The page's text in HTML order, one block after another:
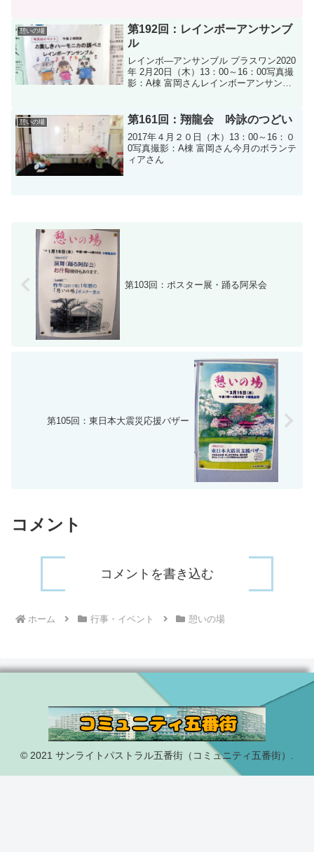
クス(石井由紀子さん）の「トリオ」...
憩いの場
第192回：レインボーアンサンブ
ル
レインボ―アンサンブル プラスワン2020
年 2月20日（木）13：00～16：00写真撮
影：A棟 富岡さんレインボーアンサンブ
憩いの場 第161回：翔龍会 吟詠のつどい
2017年４月２０日（木）13：00～16：０
0写真撮影：A棟 富岡さん今月のボランテ
ィアさん
第103回：ポスター展・踊る阿呆会
第105回：東日本大震災応援バザー
コメント
コメントを書き込む
ホーム 行事・イベント 憩いの場
© 2021 サンライトパストラル五番街（コミュニティ五番街）.